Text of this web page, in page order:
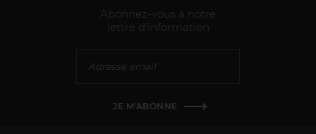
Abonnez-vous à notre
lettre d'information
JE M'ABONNE